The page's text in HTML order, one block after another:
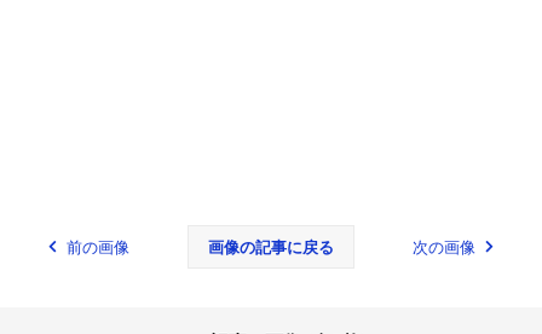
前の画像 画像の記事に戻る 次の画像